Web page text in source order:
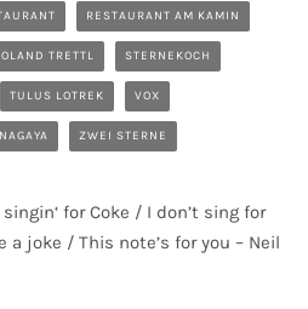
RESTAURANT AM KAMIN
TRETTL STERNEKOCH
TULUS LOTREK VOX
ZWEI STERNE
for Coke / I don’t sing for
joke / This note’s for you – Neil